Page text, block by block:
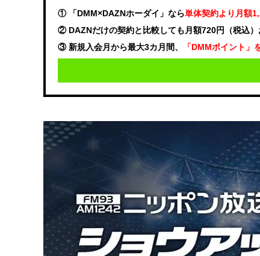
① 「DMM×DAZNホーダイ」なら単体契約より月額
② DAZNだけの契約と比較しても月額720円（税込）
③ 新規入会月から最大3カ月間、
「DMMポイント」